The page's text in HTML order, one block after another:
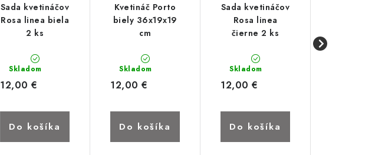
Sada kvetináčov
Rosa linea biela
2 ks
Skladom
12,00 €
Do košíka
Kvetináč Porto
biely 36x19x19
cm
Skladom
12,00 €
Do košíka
Sada kvetináčov
Rosa linea
čierne 2 ks
Skladom
12,00 €
Do košíka